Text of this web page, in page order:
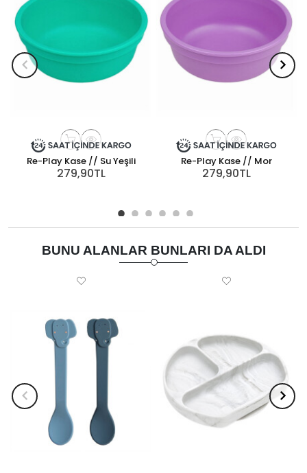
Re-Play Kase // Su Yeşili
279,90TL
Re-Play Kase // Mor
279,90TL
BUNU ALANLAR BUNLARI DA ALDI